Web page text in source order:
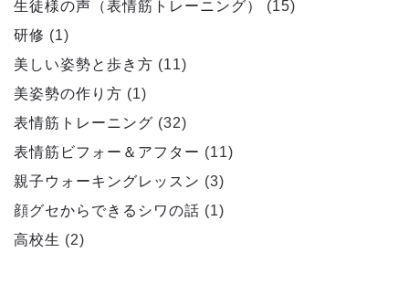
生徒様の声（表情筋トレーニング）
(15)
研修 (1)
美しい姿勢と歩き方 (11)
美姿勢の作り方 (1)
表情筋トレーニング (32)
表情筋ビフォー＆アフター (11)
親子ウォーキングレッスン (3)
顔グセからできるシワの話 (1)
高校生 (2)